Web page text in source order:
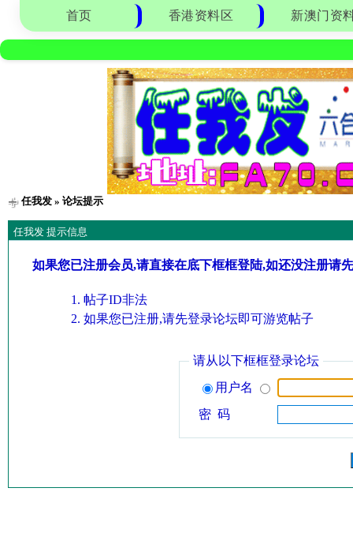
首页 香港资料区 新澳门资
任我发» 论坛提示
任我发 提示信息
如果您已注册会员,请直接在底下框框登陆,如还没注册请
帖子ID非法
如果您已注册,请先登录论坛即可游览帖子
请从以下框框登录论坛
用户名
密 码